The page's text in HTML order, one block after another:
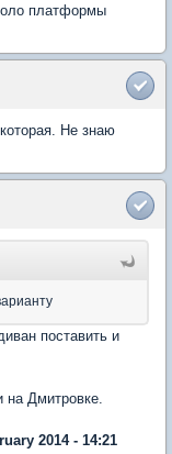
платформы
Не знаю
поставить и
на Дмитровке.
2014 - 14:21